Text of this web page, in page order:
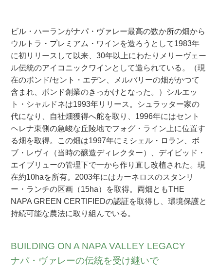
ビル・ハーランがナパ・ヴァレー最高の数か所の畑から
ウルトラ・プレミアム・ワインを造ろうとして1983年
に初リリースして以来、30年以上にわたりメリーヴェー
ル伝統のアイコニックワインとして造られている。（現
在のボンド/セント・エデン、メルバリーの畑がかつて
含まれ、ボンド創業のきっかけとなった。）シルエッ
ト・シャルドネは1993年リリース。シュラッター家の
代になり、自社畑獲得へ舵を取り、1996年にはセント
ヘレナ東側の急峻な丘陵地でフォグ・ライン上に位置す
る畑を取得。この畑は1997年にミシェル・ロラン、ボ
ブ・レヴィ（当時の醸造ディレクター）、デイビッド・
エイブリューの管理下で一から作り直し改植された。現
在約10haを所有。2003年にはカーネロスのスタンリ
ー・ランチの区画（15ha）を取得。両畑ともTHE
NAPA GREEN CERTIFIEDの認証を取得し、環境保護と
持続可能な農法に取り組んでいる。
BUILDING ON A NAPA VALLEY LEGACY
ナパ・ヴァレーの伝統を受け継いで